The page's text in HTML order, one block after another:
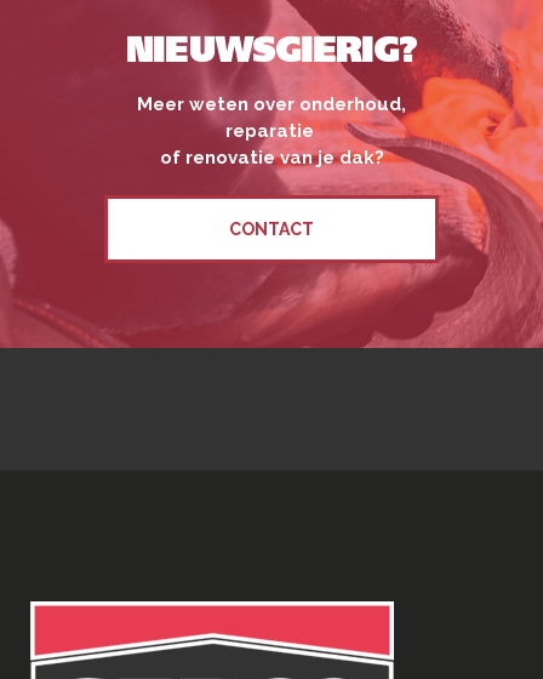
NIEUWSGIERIG?
Meer weten over onderhoud,
reparatie
of renovatie van je dak?
CONTACT